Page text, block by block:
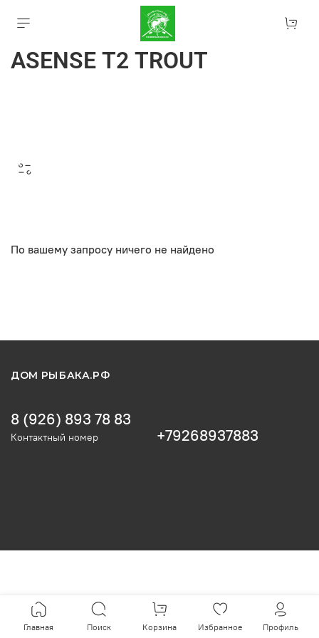
ASENSE T2 TROUT
По вашему запросу ничего не найдено
ДОМ РЫБАКА.РФ
8 (926) 893 78 83
Контактный номер +79268937883
Главная Поиск Корзина Избранное Профиль